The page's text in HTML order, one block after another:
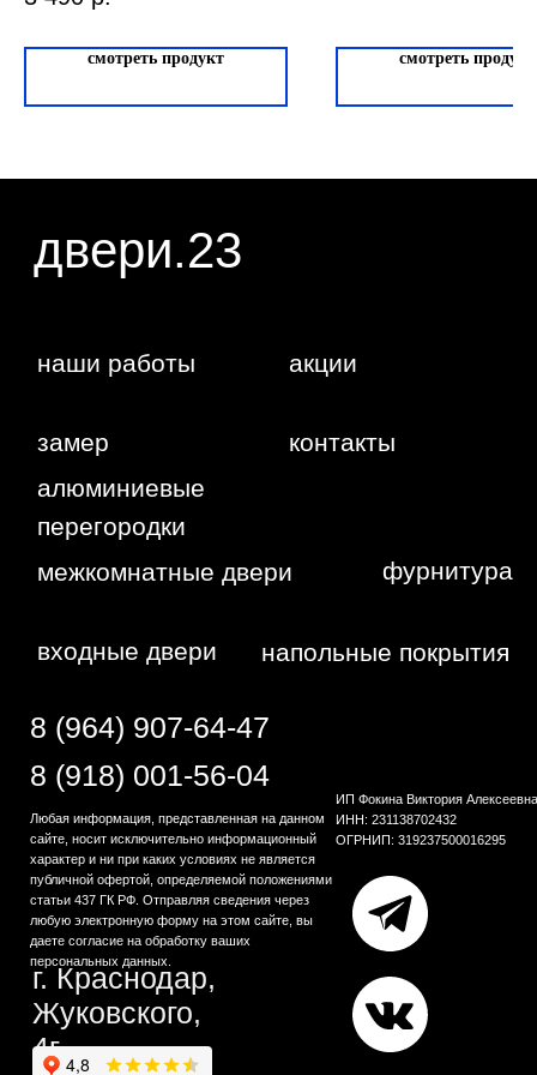
смотреть продукт смотреть продукт
Жуковского,
Политика
конфиденциальности
WA
даете согласие на обработку ваших